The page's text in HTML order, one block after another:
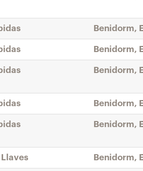
Benidorm,
Benidorm,
Benidorm,
Benidorm,
Benidorm,
Llaves Benidorm,